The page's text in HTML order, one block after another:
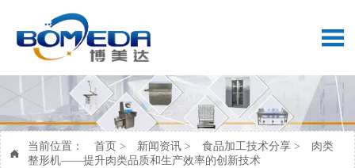


当前位置： 首页 > 新闻资讯 > 食品加工技术分享 >
肉类
整形机——提升肉类品质和生产效率的创新技术